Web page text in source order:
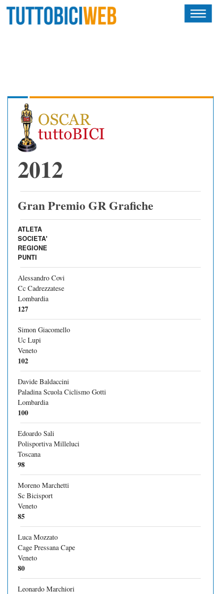
ATLETI
CALENDARIO
OSCAR
ALBI D'ORO
NEWSLETTER
2012
Gran Premio GR Grafiche
ATLETA
SOCIETA'
REGIONE
PUNTI
Alessandro Covi
Cc Cadrezzatese
Lombardia
127
Simon Giacomello
Uc Lupi
Veneto
102
Davide Baldaccini
Paladina Scuola Ciclismo Gotti
Lombardia
100
Edoardo Sali
Polisportiva Milleluci
Toscana
98
Moreno Marchetti
Sc Bicisport
Veneto
85
Luca Mozzato
Cage Pressana Cape
Veneto
80
Leonardo Marchiori